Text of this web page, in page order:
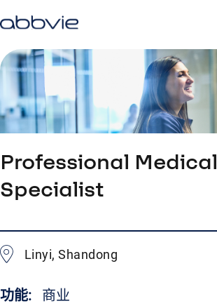
Professional Medical
Specialist
Linyi, Shandong
功能: 商业